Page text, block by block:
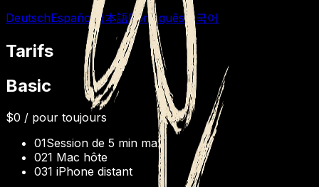
DeutschEspañol 日本語Português한국어
Tarifs
Basic
$0 / pour toujours
01Session de 5 min max
021 Mac hôte
031 iPhone distant